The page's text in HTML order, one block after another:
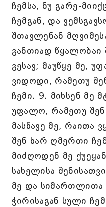
ჩემსა, ნუ გარე-
ჩემგან, და
შთავლენან
განთიად წყალობაი
გესავ; მაუწყე მე,
ვიდოდი, რამეთუ
ჩემი. 9. მიხსენ მე
უფალო, რამეთუ
მასწავე მე, რაითა
შენ ხარ ღმერთი
მიძღოდენ მე
სახელისა
მე და სიმართლითა
ჭირისაგან სული